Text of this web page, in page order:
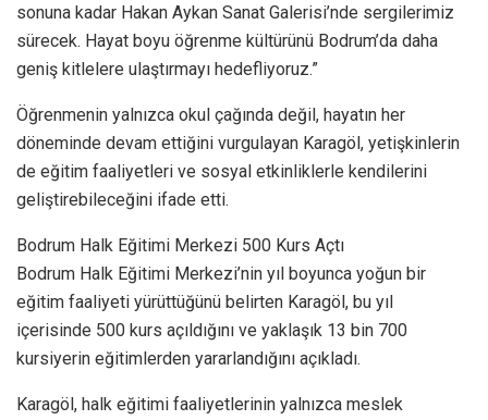
sonuna kadar Hakan Aykan Sanat Galerisi’nde sergilerimiz
sürecek. Hayat boyu öğrenme kültürünü Bodrum’da daha
geniş kitlelere ulaştırmayı hedefliyoruz.”
Öğrenmenin yalnızca okul çağında değil, hayatın her
döneminde devam ettiğini vurgulayan Karagöl, yetişkinlerin
de eğitim faaliyetleri ve sosyal etkinliklerle kendilerini
geliştirebileceğini ifade etti.
Bodrum Halk Eğitimi Merkezi 500 Kurs Açtı
Bodrum Halk Eğitimi Merkezi’nin yıl boyunca yoğun bir
eğitim faaliyeti yürüttüğünü belirten Karagöl, bu yıl
içerisinde 500 kurs açıldığını ve yaklaşık 13 bin 700
kursiyerin eğitimlerden yararlandığını açıkladı.
Karagöl, halk eğitimi faaliyetlerinin yalnızca meslek